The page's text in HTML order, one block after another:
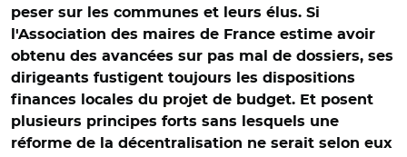
peser sur les communes et leurs élus. Si
l'Association des maires de France estime avoir
obtenu des avancées sur pas mal de dossiers, ses
dirigeants fustigent toujours les dispositions
finances locales du projet de budget. Et posent
plusieurs principes forts sans lesquels une
réforme de la décentralisation ne serait selon eux